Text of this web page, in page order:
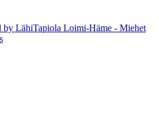
by LähiTapiola Loimi-Häme - Miehet